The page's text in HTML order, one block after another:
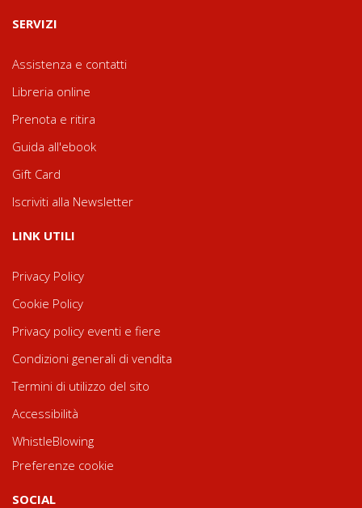
SERVIZI
Assistenza e contatti
Libreria online
Prenota e ritira
Guida all'ebook
Gift Card
Iscriviti alla Newsletter
LINK UTILI
Privacy Policy
Cookie Policy
Privacy policy eventi e fiere
Condizioni generali di vendita
Termini di utilizzo del sito
Accessibilità
WhistleBlowing
Preferenze cookie
SOCIAL